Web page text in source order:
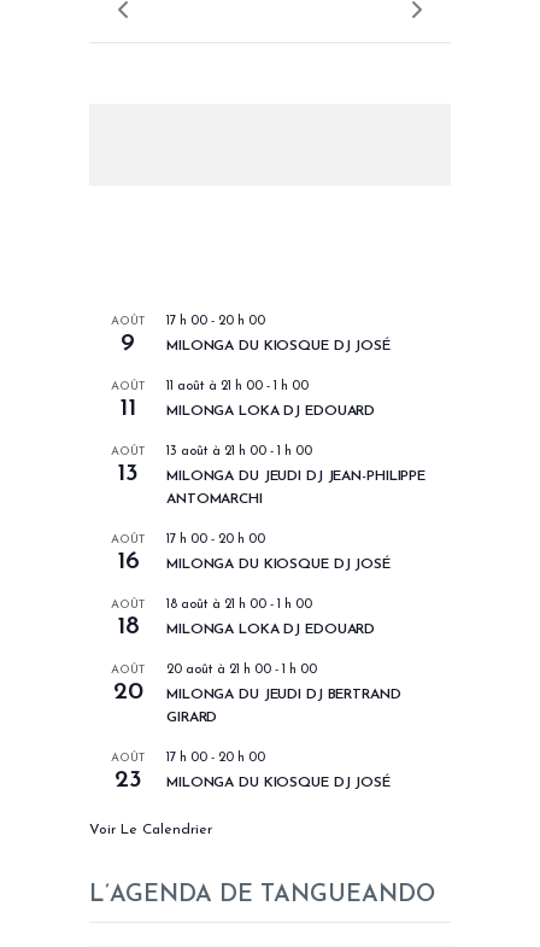
AOÛT
9
17 h 00 - 20 h 00
MILONGA DU KIOSQUE DJ JOSÉ
AOÛT
11
11 août à 21 h 00 - 1 h 00
MILONGA LOKA DJ EDOUARD
AOÛT
13
13 août à 21 h 00 - 1 h 00
MILONGA DU JEUDI DJ JEAN-PHILIPPE
ANTOMARCHI
AOÛT
16
17 h 00 - 20 h 00
MILONGA DU KIOSQUE DJ JOSÉ
AOÛT
18
18 août à 21 h 00 - 1 h 00
MILONGA LOKA DJ EDOUARD
AOÛT
20
20 août à 21 h 00 - 1 h 00
MILONGA DU JEUDI DJ BERTRAND
GIRARD
AOÛT
23
17 h 00 - 20 h 00
MILONGA DU KIOSQUE DJ JOSÉ
Voir Le Calendrier
L’AGENDA DE TANGUEANDO